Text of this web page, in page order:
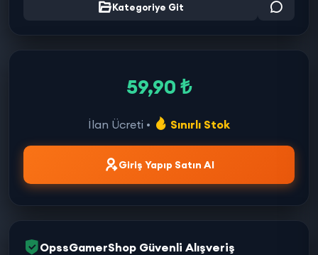
Kategoriye Git
59,90 ₺
İlan Ücreti • Sınırlı Stok
Giriş Yapıp Satın Al
OpssGamerShop Güvenli Alışveriş